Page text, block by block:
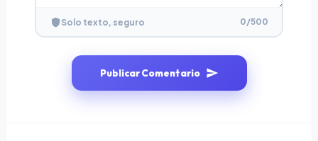
Solo texto, seguro 0/500
Publicar Comentario